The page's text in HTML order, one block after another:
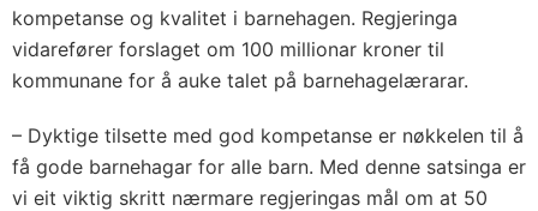
kompetanse og kvalitet i barnehagen. Regjeringa
vidarefører forslaget om 100 millionar kroner til
kommunane for å auke talet på barnehagelærarar.
– Dyktige tilsette med god kompetanse er nøkkelen til å
få gode barnehagar for alle barn. Med denne satsinga er
vi eit viktig skritt nærmare regjeringas mål om at 50